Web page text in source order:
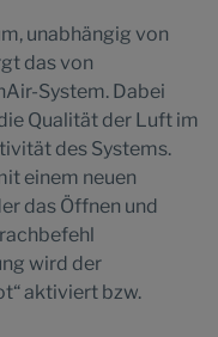
unabhängig von
das von
System. Dabei
Qualität der Luft im
des Systems.
einem neuen
das Öffnen und
wird der
aktiviert bzw.